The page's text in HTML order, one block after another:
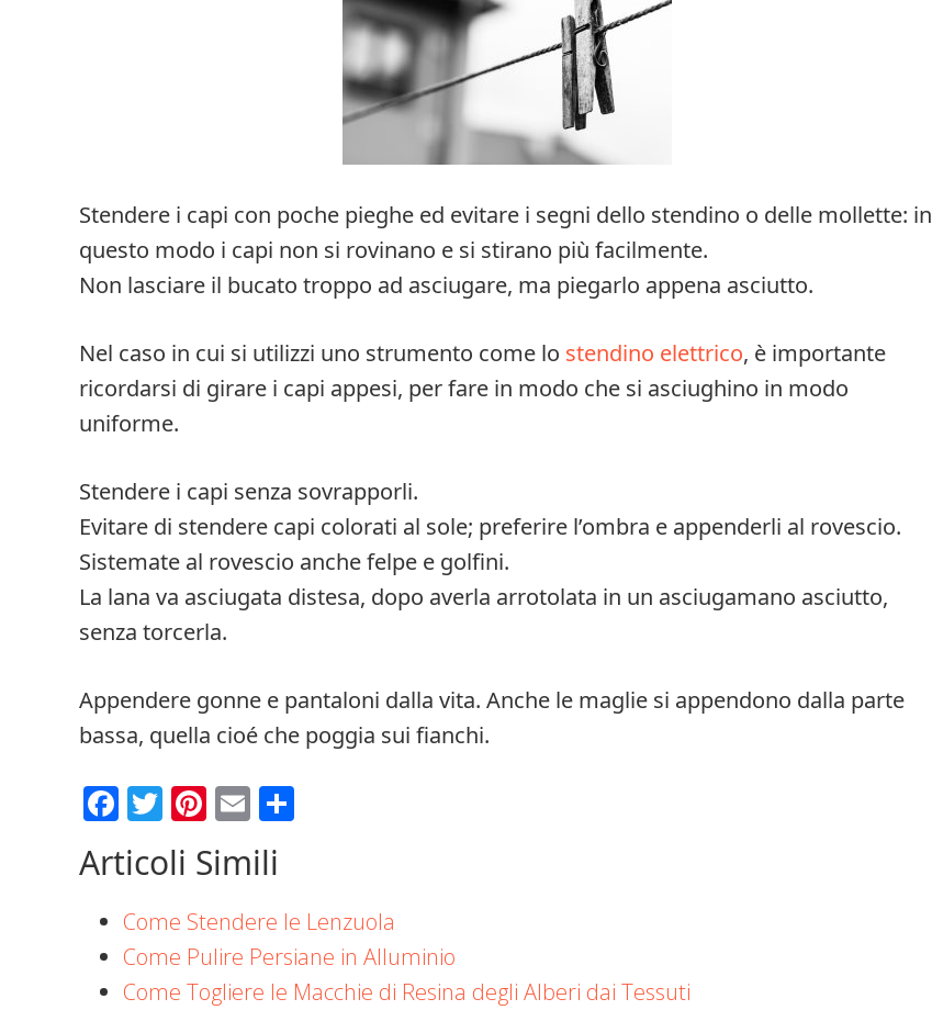
Stendere i capi con poche pieghe ed evitare i segni dello stendino o delle mollette: in
questo modo i capi non si rovinano e si stirano più facilmente.
Non lasciare il bucato troppo ad asciugare, ma piegarlo appena asciutto.
Nel caso in cui si utilizzi uno strumento come lo stendino elettrico, è importante
ricordarsi di girare i capi appesi, per fare in modo che si asciughino in modo
uniforme.
Stendere i capi senza sovrapporli.
Evitare di stendere capi colorati al sole; preferire l’ombra e appenderli al rovescio.
Sistemate al rovescio anche felpe e golfini.
La lana va asciugata distesa, dopo averla arrotolata in un asciugamano asciutto,
senza torcerla.
Appendere gonne e pantaloni dalla vita. Anche le maglie si appendono dalla parte
bassa, quella cioé che poggia sui fianchi.
Facebook
Twitter
Pinterest
Email
Articoli Simili
Come Stendere le Lenzuola
Come Pulire Persiane in Alluminio
Come Togliere le Macchie di Resina degli Alberi dai Tessuti